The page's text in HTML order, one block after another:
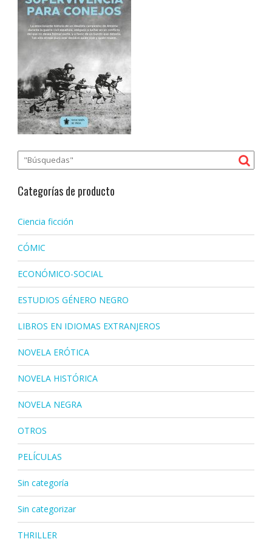
Categorías de producto
Ciencia ficción
CÓMIC
ECONÓMICO-SOCIAL
ESTUDIOS GÉNERO NEGRO
LIBROS EN IDIOMAS EXTRANJEROS
NOVELA ERÓTICA
NOVELA HISTÓRICA
NOVELA NEGRA
OTROS
PELÍCULAS
Sin categoría
Sin categorizar
THRILLER